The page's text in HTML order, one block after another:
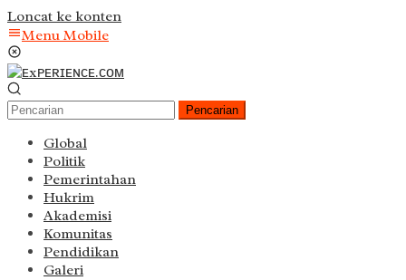
Loncat ke konten
Menu Mobile
Pencarian
Global
Politik
Pemerintahan
Hukrim
Akademisi
Komunitas
Pendidikan
Galeri